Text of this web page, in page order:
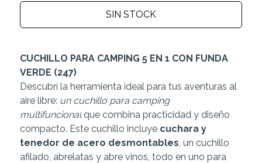
SIN STOCK
CUCHILLO PARA CAMPING 5 EN 1 CON FUNDA
VERDE (247)
Descubrí la herramienta ideal para tus aventuras al
aire libre: un cuchillo para camping
multifuncionalque combina practicidad y diseño
compacto. Este cuchillo incluye cuchara y
tenedor de acero desmontables , un cuchillo
afilado, abrelatas y abre vinos, todo en uno para